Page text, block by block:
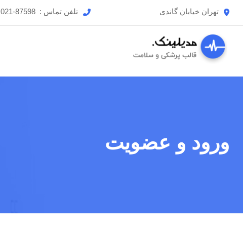
تهران خیابان گاندی تلفن تماس : 021-87598
ورود و عضویت